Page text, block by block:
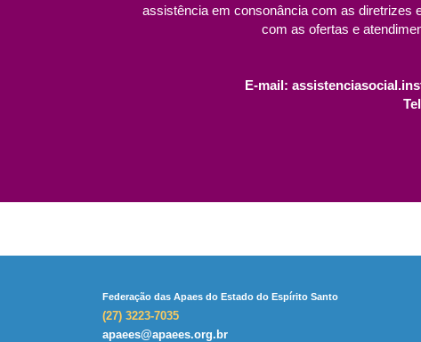
assistência em consonância com as diretrizes
com as ofertas e
E-mail:
Federação das Apaes do Estado do Espírito Santo
(27) 3223-7035
apaees@apaees.org.br